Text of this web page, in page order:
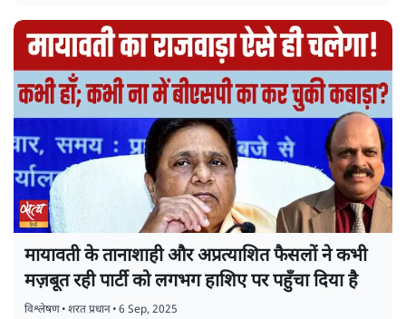
मायावती के तानाशाही और अप्रत्याशित फैसलों ने कभी
मज़बूत रही पार्टी को लगभग हाशिए पर पहुँचा दिया है
विश्लेषण•शरत प्रधान•6 Sep, 2025